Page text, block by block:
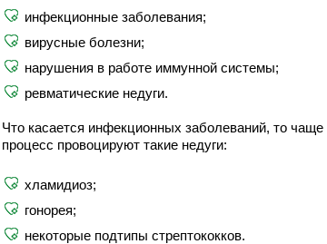
инфекционные заболевания;
вирусные болезни;
нарушения в работе иммунной системы;
ревматические недуги.
Что касается инфекционных заболеваний, то
процесс провоцируют такие недуги:
хламидиоз;
гонорея;
некоторые подтипы стрептококков.